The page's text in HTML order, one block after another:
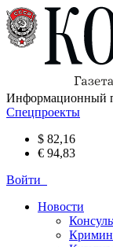
Информационный
Спецпроекты
$ 82,16
€ 94,83
Войти
Новости